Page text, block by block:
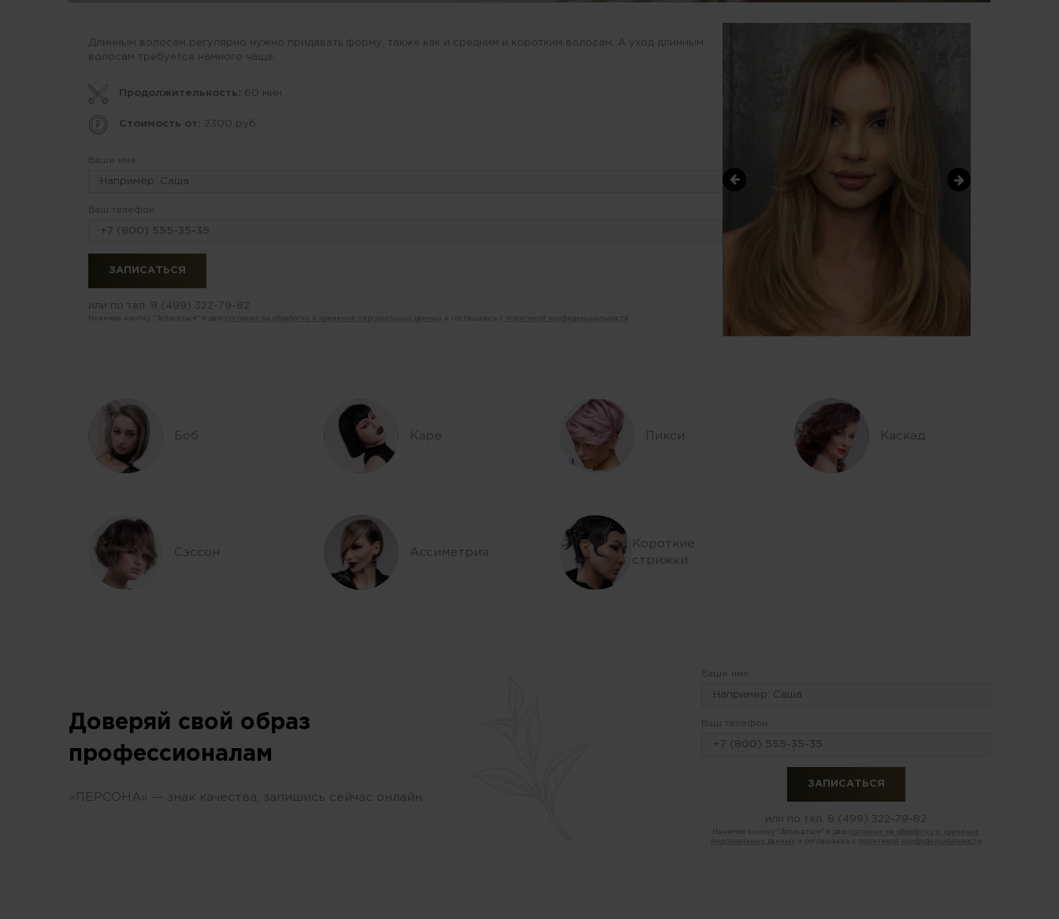
Длинным волосам регулярно нужно придавать форму, также как и средним и коротким волосам. А уход длинным
волосам требуется намного чаще.
Продолжительность: 60 мин.
Стоимость от: 2300 руб.
Ваше имя:
Ваш телефон:
или по тел. 8 (499) 322-79-82
Нажимая кнопку "Записаться" я даю согласие на обработку и хранение персональных данных и соглашаюсь с политикой конфиденциальности
Боб Каре Пикси Каскад
Сэссон Ассиметрия
Короткие
стрижки
Доверяй свой образ
профессионалам
«ПЕРСОНА» — знак качества, запишись сейчас онлайн
Ваше имя:
Ваш телефон:
или по тел. 8 (499) 322-79-82
Нажимая кнопку "Записаться" я даю
согласие на обработку и хранение
персональных данных
и соглашаюсь с политикой конфиденциальности